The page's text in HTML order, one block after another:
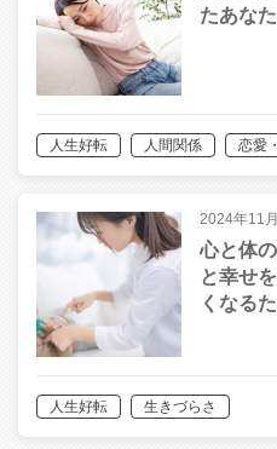
たあな
人生好転 人間関係 恋愛
2024年11
心と体
と幸せ
くなる
人生好転 生きづらさ